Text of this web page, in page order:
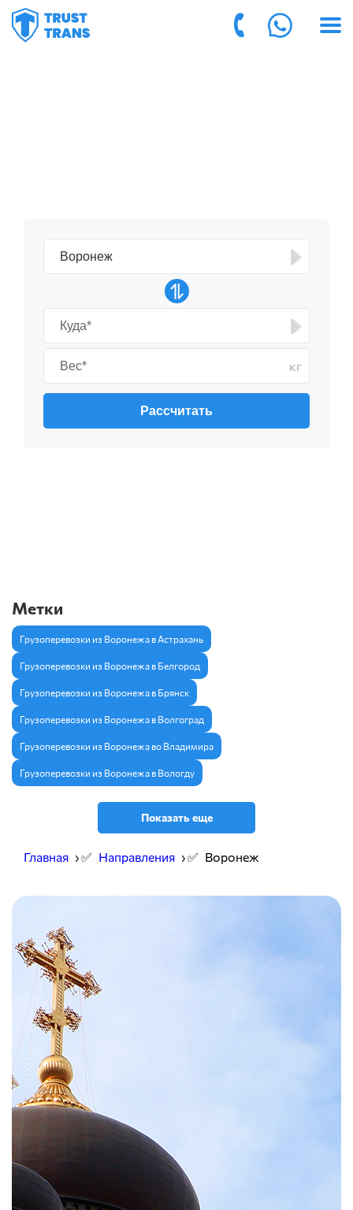
кг
Рассчитать
Метки
Грузоперевозки из Воронежа в Астрахань
Грузоперевозки из Воронежа в Белгород
Грузоперевозки из Воронежа в Брянск
Грузоперевозки из Воронежа в Волгоград
Грузоперевозки из Воронежа во Владимира
Грузоперевозки из Воронежа в Вологду
Показать еще
Главная › ✅ Направления › ✅ Воронеж